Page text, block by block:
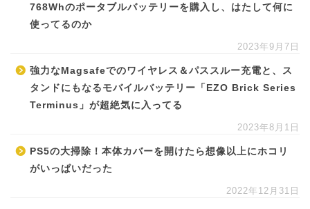
768Whのポータブルバッテリーを購入し、はたして何に
使ってるのか
2023年9月7日
強力なMagsafeでのワイヤレス＆パススルー充電と、ス
タンドにもなるモバイルバッテリー「EZO Brick Series
Terminus」が超絶気に入ってる
2023年8月1日
PS5の大掃除！本体カバーを開けたら想像以上にホコリ
がいっぱいだった
2022年12月31日